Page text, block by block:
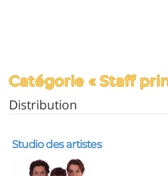
Catégorie « Staff
Distribution
Studio des artistes